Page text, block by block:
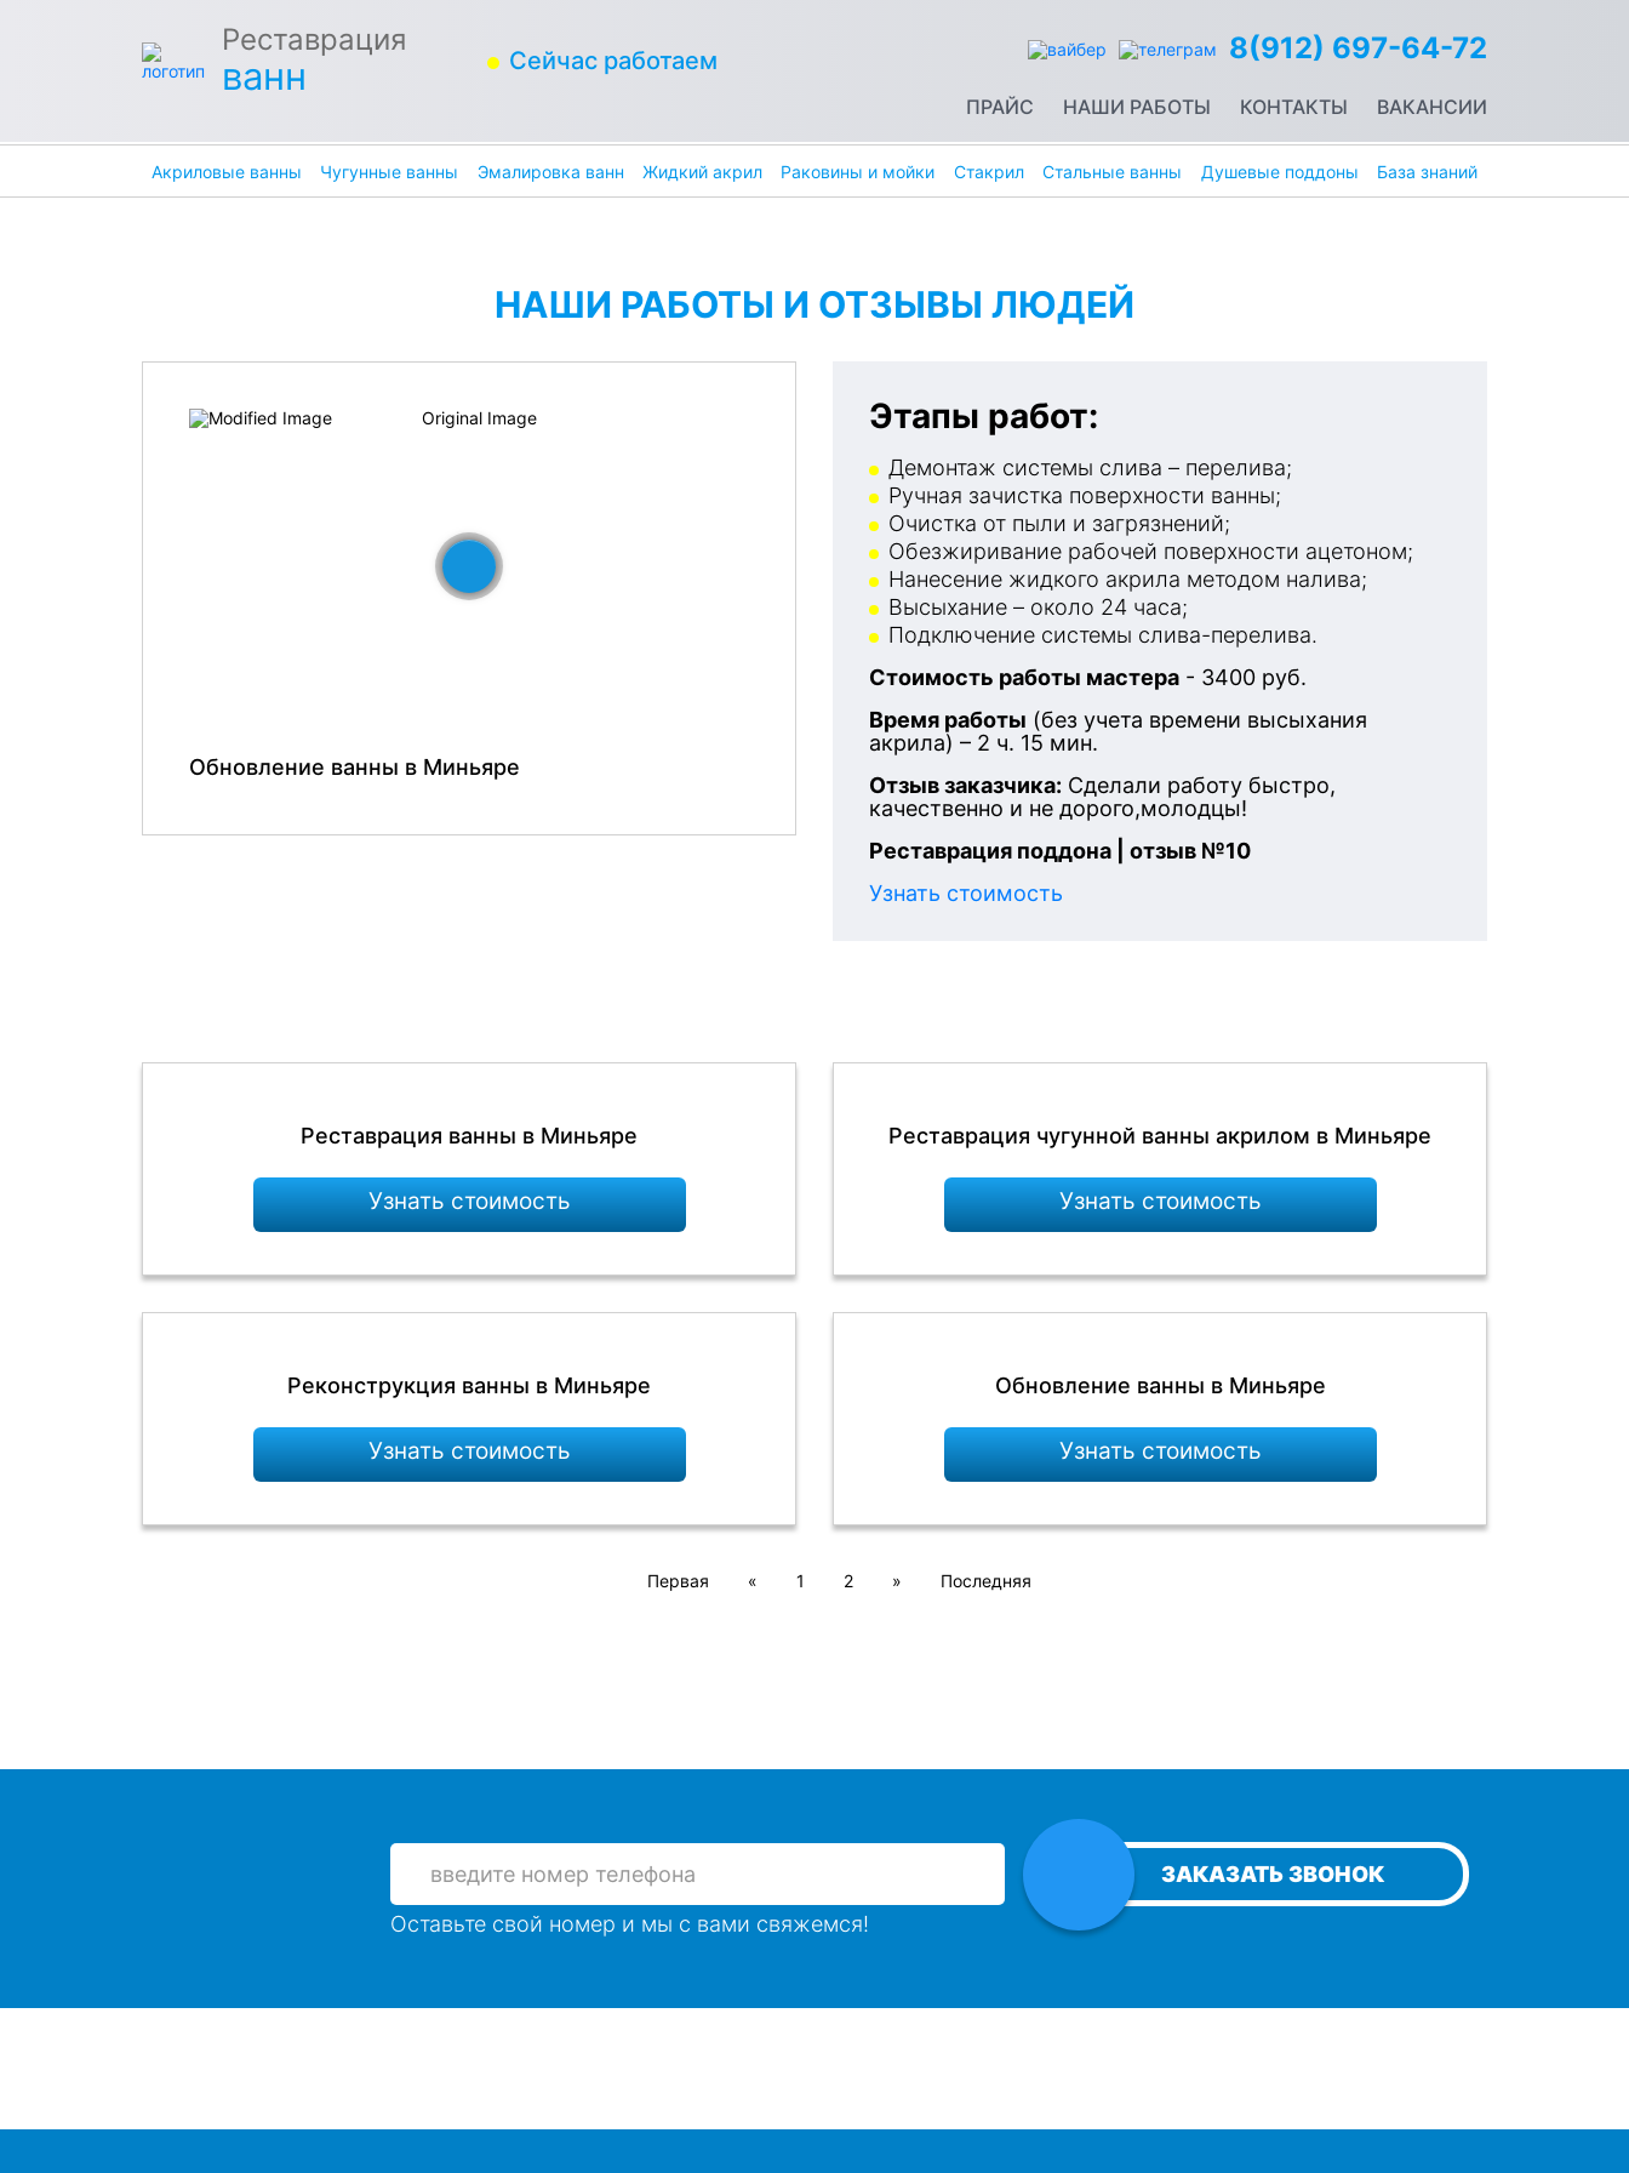
Реставрация
ванн Сейчас работаем 8(912) 697-64-72
ПРАЙС НАШИ РАБОТЫ КОНТАКТЫ ВАКАНСИИ
Акриловые ванны Чугунные ванны Эмалировка ванн Жидкий акрил Раковины и мойки Стакрил Стальные ванны Душевые поддоны База знаний
НАШИ РАБОТЫ И ОТЗЫВЫ ЛЮДЕЙ
Обновление ванны в Миньяре
Этапы работ:
Демонтаж системы слива – перелива;
Ручная зачистка поверхности ванны;
Очистка от пыли и загрязнений;
Обезжиривание рабочей поверхности ацетоном;
Нанесение жидкого акрила методом налива;
Высыхание – около 24 часа;
Подключение системы слива-перелива.
Стоимость работы мастера - 3400 руб.
Время работы (без учета времени высыхания
акрила) – 2 ч. 15 мин.
Отзыв заказчика: Сделали работу быстро,
качественно и не дорого,молодцы!
Реставрация поддона | отзыв №10
Узнать стоимость
Реставрация ванны в Миньяре
Узнать стоимость
Реставрация чугунной ванны акрилом в Миньяре
Узнать стоимость
Реконструкция ванны в Миньяре
Узнать стоимость
Обновление ванны в Миньяре
Узнать стоимость
Первая « 1 2 » Последняя
ЗАКАЗАТЬ ЗВОНОК
Оставьте свой номер и мы с вами свяжемся!